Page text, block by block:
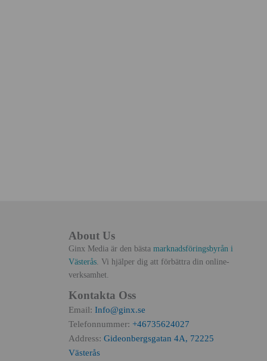
About Us
Ginx Media är den bästa marknadsföringsbyrån i
Västerås. Vi hjälper dig att förbättra din online-
verksamhet.
Kontakta Oss
Email: Info@ginx.se
Telefonnummer: +46735624027
Address: Gideonbergsgatan 4A, 72225
Västerås